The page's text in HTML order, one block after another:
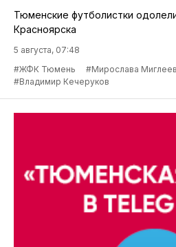
Тюменские футболистки
Красноярска
5 августа, 07:48
#ЖФК Тюмень
#Мирослава
#Владимир Кечеруков